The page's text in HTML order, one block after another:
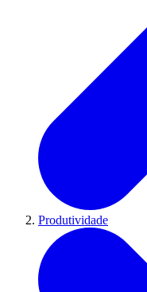
Produtividade